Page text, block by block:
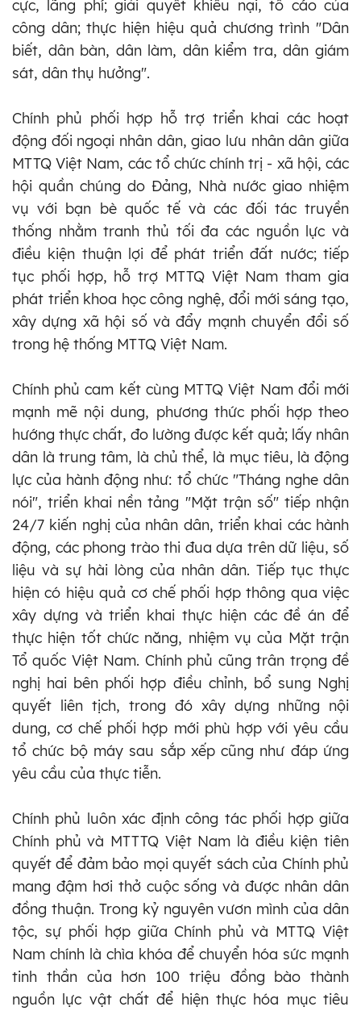
cực, lãng phí; giải quyết khiếu nại, tố cáo của
công dân; thực hiện hiệu quả chương trình "Dân
biết, dân bàn, dân làm, dân kiểm tra, dân giám
sát, dân thụ hưởng".
Chính phủ phối hợp hỗ trợ triển khai các hoạt
động đối ngoại nhân dân, giao lưu nhân dân giữa
MTTQ Việt Nam, các tổ chức chính trị - xã hội, các
hội quần chúng do Đảng, Nhà nước giao nhiệm
vụ với bạn bè quốc tế và các đối tác truyền
thống nhằm tranh thủ tối đa các nguồn lực và
điều kiện thuận lợi để phát triển đất nước; tiếp
tục phối hợp, hỗ trợ MTTQ Việt Nam tham gia
phát triển khoa học công nghệ, đổi mới sáng tạo,
xây dựng xã hội số và đẩy mạnh chuyển đổi số
trong hệ thống MTTQ Việt Nam.
Chính phủ cam kết cùng MTTQ Việt Nam đổi mới
mạnh mẽ nội dung, phương thức phối hợp theo
hướng thực chất, đo lường được kết quả; lấy nhân
dân là trung tâm, là chủ thể, là mục tiêu, là động
lực của hành động như: tổ chức "Tháng nghe dân
nói", triển khai nền tảng "Mặt trận số" tiếp nhận
24/7 kiến nghị của nhân dân, triển khai các hành
động, các phong trào thi đua dựa trên dữ liệu, số
liệu và sự hài lòng của nhân dân. Tiếp tục thực
hiện có hiệu quả cơ chế phối hợp thông qua việc
xây dựng và triển khai thực hiện các đề án để
thực hiện tốt chức năng, nhiệm vụ của Mặt trận
Tổ quốc Việt Nam. Chính phủ cũng trân trọng đề
nghị hai bên phối hợp điều chỉnh, bổ sung Nghị
quyết liên tịch, trong đó xây dựng những nội
dung, cơ chế phối hợp mới phù hợp với yêu cầu
tổ chức bộ máy sau sắp xếp cũng như đáp ứng
yêu cầu của thực tiễn.
Chính phủ luôn xác định công tác phối hợp giữa
Chính phủ và MTTTQ Việt Nam là điều kiện tiên
quyết để đảm bảo mọi quyết sách của Chính phủ
mang đậm hơi thở cuộc sống và được nhân dân
đồng thuận. Trong kỷ nguyên vươn mình của dân
tộc, sự phối hợp giữa Chính phủ và MTTQ Việt
Nam chính là chìa khóa để chuyển hóa sức mạnh
tinh thần của hơn 100 triệu đồng bào thành
nguồn lực vật chất để hiện thực hóa mục tiêu